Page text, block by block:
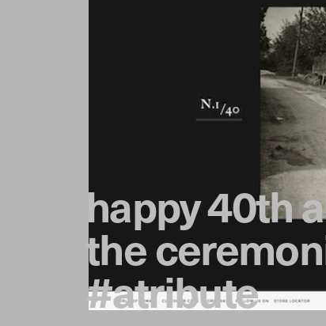
happy 40th
the
#atribute